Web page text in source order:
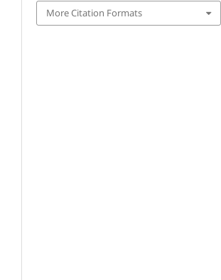
More Citation Formats